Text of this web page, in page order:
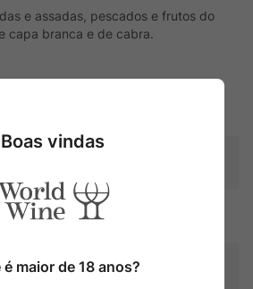
e assadas, pescados e frutos do
capa branca e de cabra.
Blend
Château Smith Haut Lafitte
Boas vindas
é maior de 18 anos?